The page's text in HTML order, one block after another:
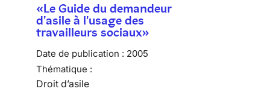
«Le Guide du demandeur
d'asile à l'usage des
travailleurs sociaux»
Date de publication : 2005
Thématique :
Droit d’asile